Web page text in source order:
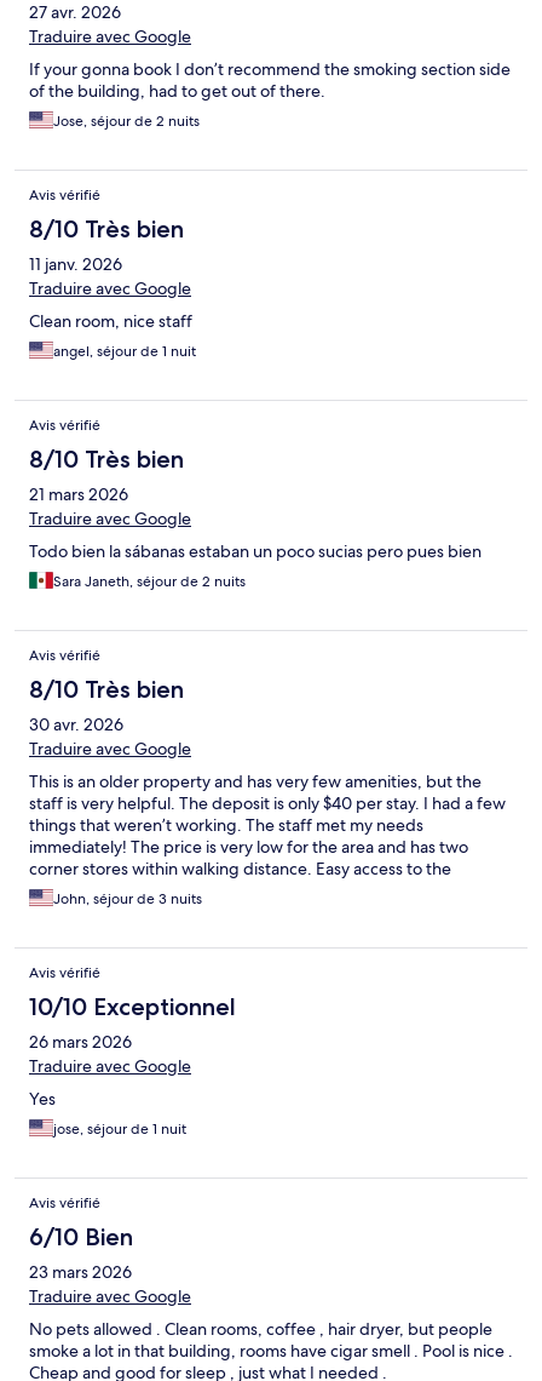
27 avr. 2026
Traduire avec Google
If your gonna book I don’t recommend the smoking section side
of the building, had to get out of there.
Jose, séjour de 2 nuits
Avis vérifié
8/10 Très bien
11 janv. 2026
Traduire avec Google
Clean room, nice staff
angel, séjour de 1 nuit
Avis vérifié
8/10 Très bien
21 mars 2026
Traduire avec Google
Todo bien la sábanas estaban un poco sucias pero pues bien
Sara Janeth, séjour de 2 nuits
Avis vérifié
8/10 Très bien
30 avr. 2026
Traduire avec Google
This is an older property and has very few amenities, but the
staff is very helpful. The deposit is only $40 per stay. I had a few
things that weren’t working. The staff met my needs
immediately! The price is very low for the area and has two
corner stores within walking distance. Easy access to the
highway plus many food options within 3 miles.
John, séjour de 3 nuits
Avis vérifié
10/10 Exceptionnel
26 mars 2026
Traduire avec Google
Yes
jose, séjour de 1 nuit
Avis vérifié
6/10 Bien
23 mars 2026
Traduire avec Google
No pets allowed . Clean rooms, coffee , hair dryer, but people
smoke a lot in that building, rooms have cigar smell . Pool is nice .
Cheap and good for sleep , just what I needed .